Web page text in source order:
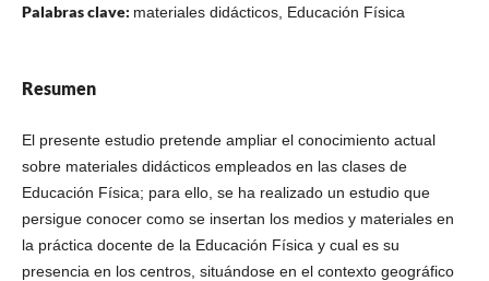
Palabras clave: materiales didácticos, Educación Física
Resumen
El presente estudio pretende ampliar el conocimiento actual
sobre materiales didácticos empleados en las clases de
Educación Física; para ello, se ha realizado un estudio que
persigue conocer como se insertan los medios y materiales en
la práctica docente de la Educación Física y cual es su
presencia en los centros, situándose en el contexto geográfico